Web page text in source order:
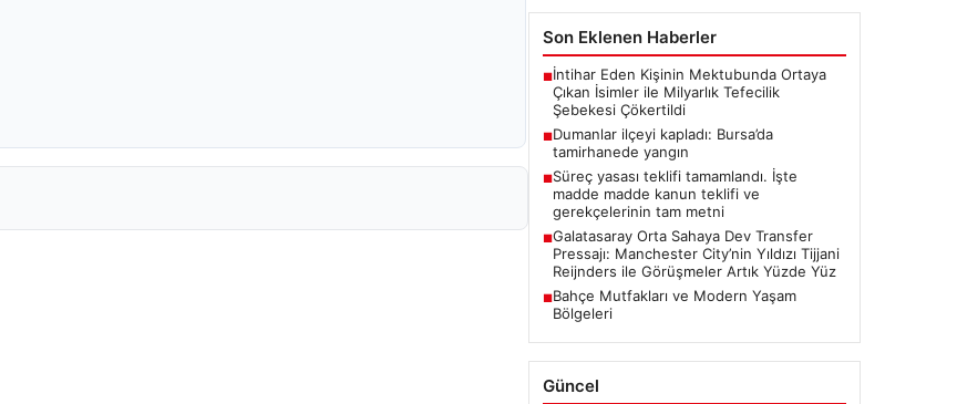
Son Eklenen Haberler
■İntihar Eden Kişinin Mektubunda Ortaya
Çıkan İsimler ile Milyarlık Tefecilik
Şebekesi Çökertildi
■Dumanlar ilçeyi kapladı: Bursa’da
tamirhanede yangın
■Süreç yasası teklifi tamamlandı. İşte
madde madde kanun teklifi ve
gerekçelerinin tam metni
■Galatasaray Orta Sahaya Dev Transfer
Pressajı: Manchester City’nin Yıldızı Tijjani
Reijnders ile Görüşmeler Artık Yüzde Yüz
■Bahçe Mutfakları ve Modern Yaşam
Bölgeleri
Güncel